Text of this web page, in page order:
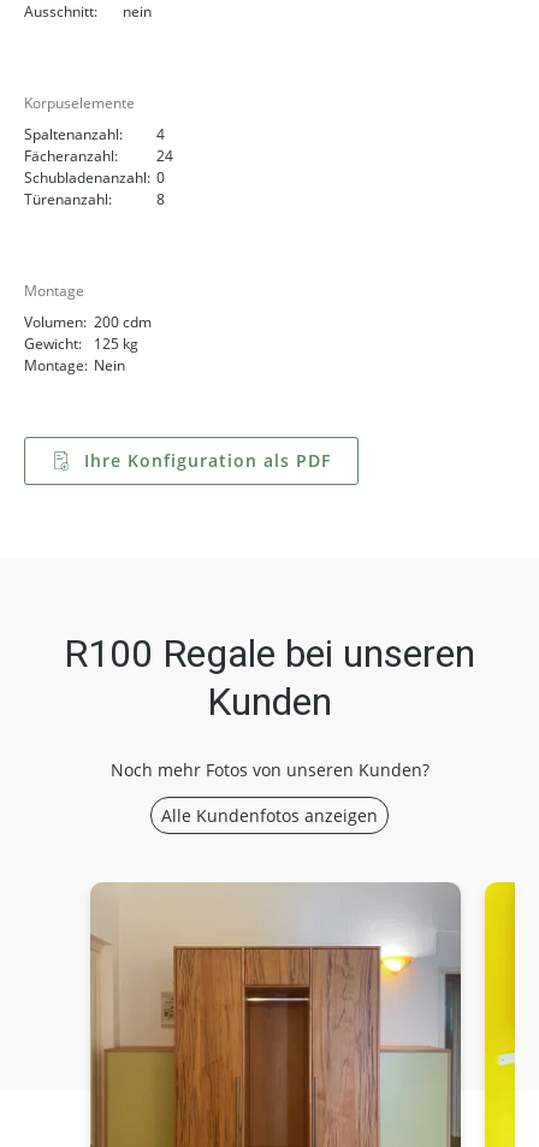
Ausschnitt:
nein
Korpuselemente
Spaltenanzahl:
4
Fächeranzahl:
24
Schubladenanzahl: 0
Türenanzahl:
8
Montage
Volumen: 200 cdm
Gewicht:
125 kg
Montage: Nein
Ihre Konfiguration als PDF
R100 Regale bei unseren
Kunden
Noch mehr Fotos von unseren Kunden?
Alle Kundenfotos anzeigen